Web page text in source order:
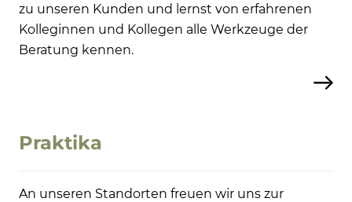
zu unseren Kunden und lernst von erfahrenen
Kolleginnen und Kollegen alle Werkzeuge der
Beratung kennen.
Praktika
An unseren Standorten freuen wir uns zur